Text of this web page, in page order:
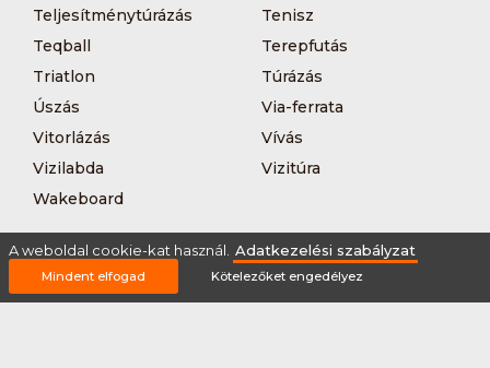
Teljesítménytúrázás
Tenisz
Teqball
Terepfutás
Triatlon
Túrázás
Úszás
Via-ferrata
Vitorlázás
Vívás
Vizilabda
Vizitúra
Wakeboard
A weboldal cookie-kat használ. Adatkezelési szabályzat
Mindent elfogad Kötelezőket engedélyez